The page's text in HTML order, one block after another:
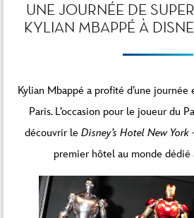
UNE JOURNÉE DE
KYLIAN MBAPPÉ À
Kylian Mbappé a profité d’une journée
Paris. L’occasion pour le joueur du
découvrir le Disney’s Hotel New
premier hôtel au monde dédié